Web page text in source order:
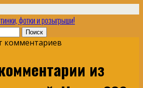
фотки и розыгрыши!
комментариев
из